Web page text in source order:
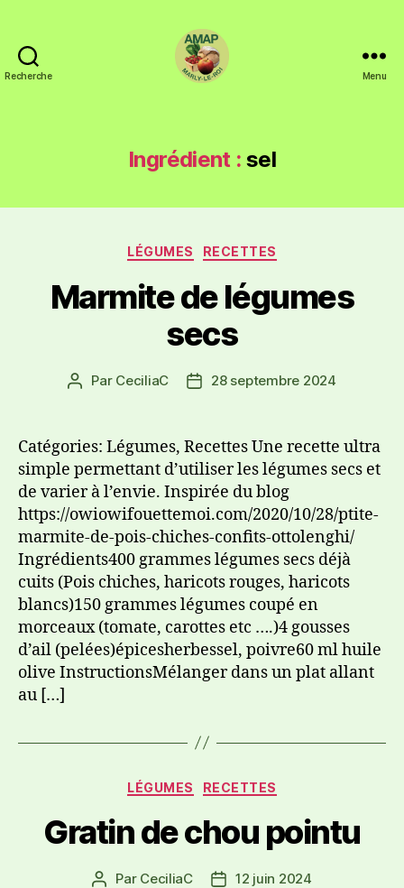
Recherche Menu
Ingrédient : sel
LÉGUMES RECETTES
Marmite de légumes
secs
Par CeciliaC 28 septembre 2024
Catégories: Légumes, Recettes Une recette ultra
simple permettant d’utiliser les légumes secs et
de varier à l’envie. Inspirée du blog
https://owiowifouettemoi.com/2020/10/28/ptite-
marmite-de-pois-chiches-confits-ottolenghi/
Ingrédients400 grammes légumes secs déjà
cuits (Pois chiches, haricots rouges, haricots
blancs)150 grammes légumes coupé en
morceaux (tomate, carottes etc ….)4 gousses
d’ail (pelées)épicesherbessel, poivre60 ml huile
olive InstructionsMélanger dans un plat allant
au […]
LÉGUMES RECETTES
Gratin de chou pointu
Par CeciliaC 12 juin 2024